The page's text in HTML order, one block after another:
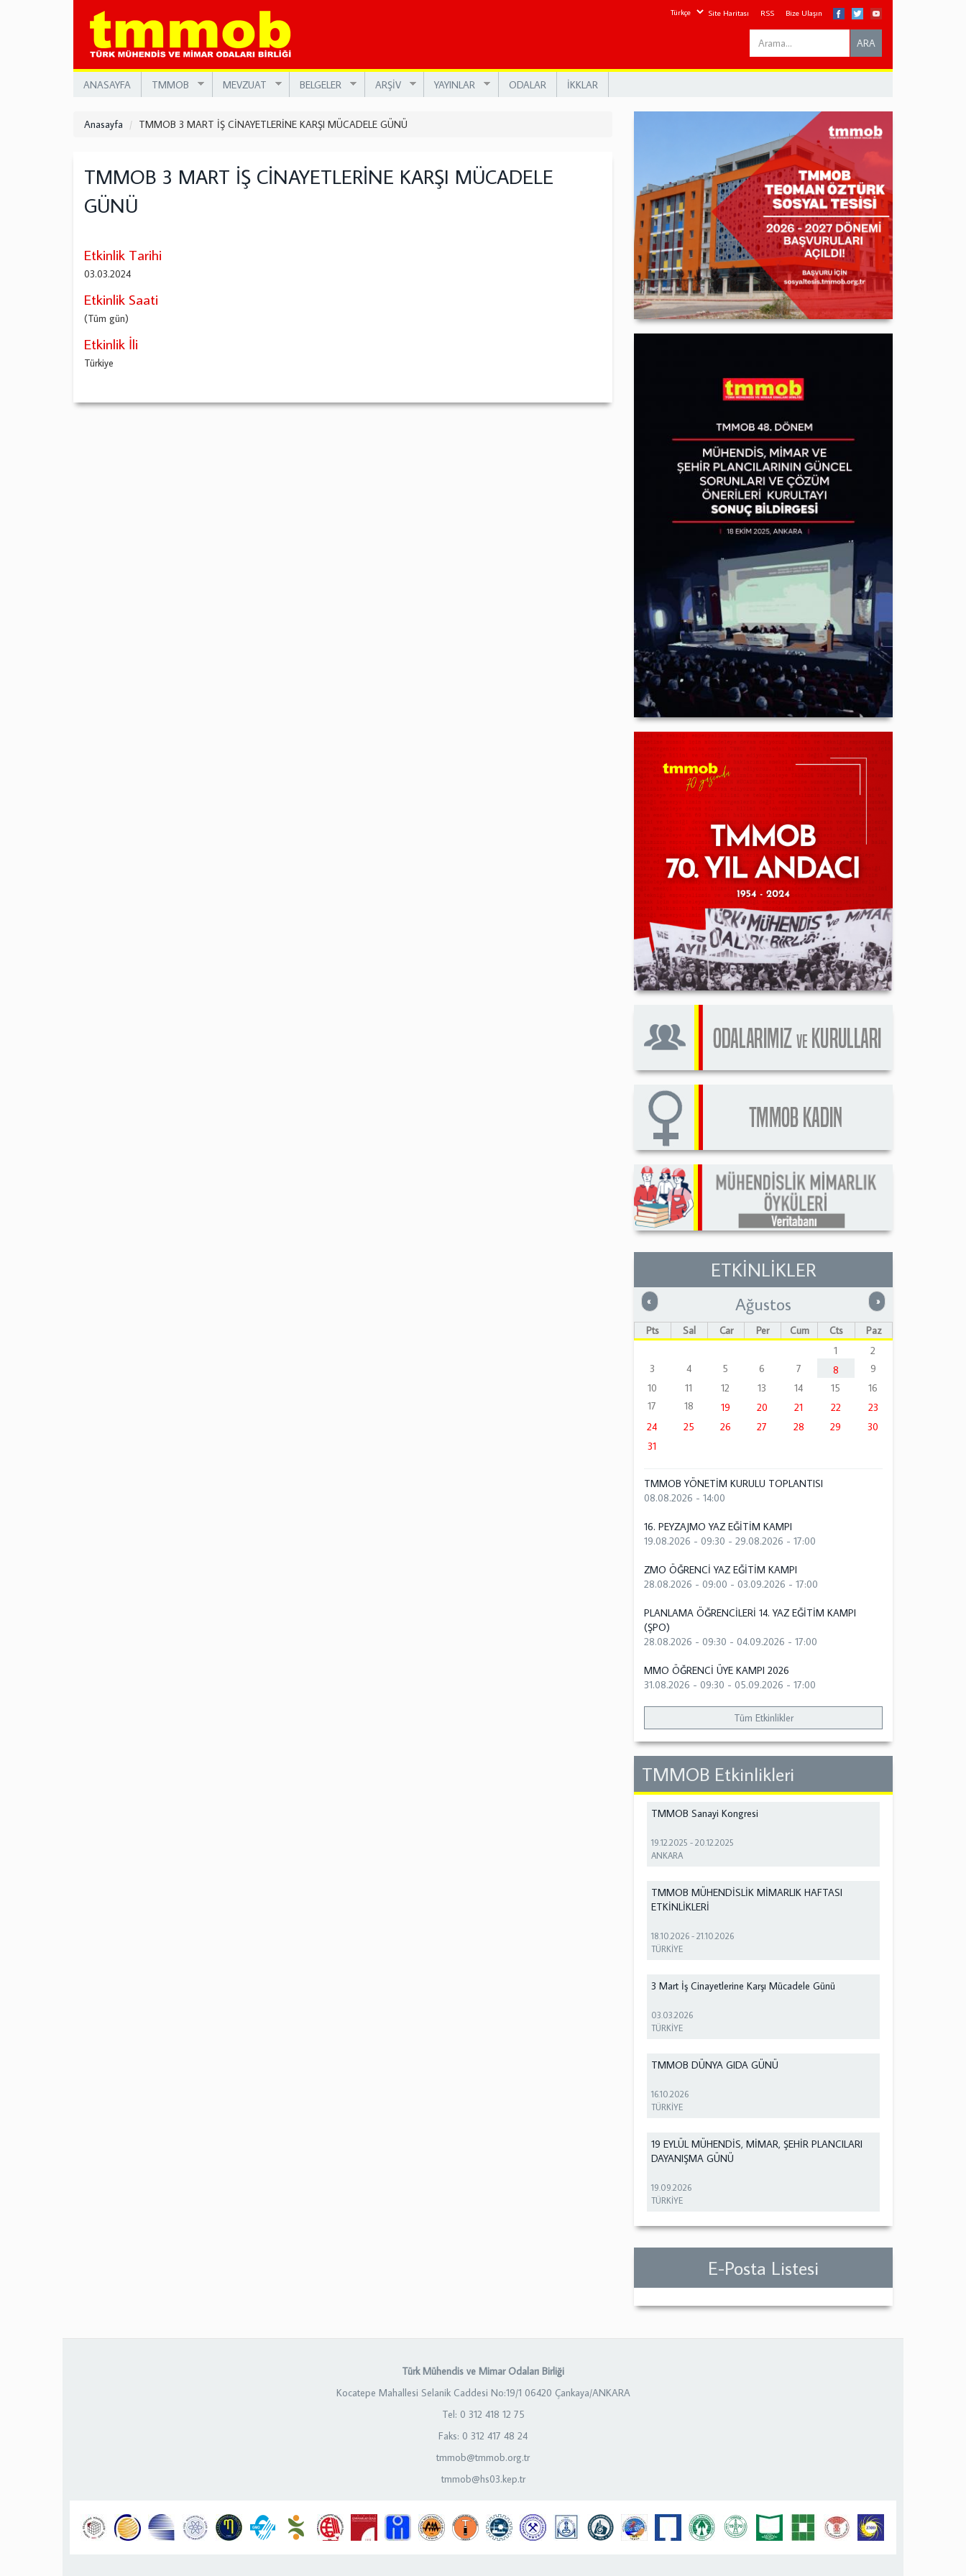
Site Haritası RSS Bize Ulaşın
Search
this
ARA
ANASAYFA TMMOB MEVZUAT BELGELER ARŞİV YAYINLAR ODALAR İKKLAR
Anasayfa TMMOB 3 MART İŞ CİNAYETLERİNE KARŞI MÜCADELE GÜNÜ
TMMOB 3 MART İŞ CİNAYETLERİNE KARŞI MÜCADELE
GÜNÜ
Etkinlik Tarihi
03.03.2024
Etkinlik Saati
(Tüm gün)
Etkinlik İli
Türkiye
ETKİNLİKLER
« Önceki »Sonraki
Ağustos
Pts Sal Çar Per Cum Cts
Paz
1
2
3
4 5 6 7 8
9
10
11 12 13 14 15
16
17
18 19 20 21 22
23
24
25 26 27 28 29
30
31
TMMOB YÖNETİM KURULU TOPLANTISI
08.08.2026 - 14:00
16. PEYZAJMO YAZ EĞİTİM KAMPI
19.08.2026 - 09:30 -29.08.2026 - 17:00
ZMO ÖĞRENCİ YAZ EĞİTİM KAMPI
28.08.2026 - 09:00 -03.09.2026 - 17:00
PLANLAMA ÖĞRENCİLERİ 14. YAZ EĞİTİM KAMPI
(ŞPO)
28.08.2026 - 09:30 -04.09.2026 - 17:00
MMO ÖĞRENCİ ÜYE KAMPI 2026
31.08.2026 - 09:30 -05.09.2026 - 17:00
Tüm Etkinlikler
TMMOB Etkinlikleri
TMMOB Sanayi Kongresi
19.12.2025 -20.12.2025
ANKARA
TMMOB MÜHENDİSLİK MİMARLIK HAFTASI
ETKİNLİKLERİ
18.10.2026 -21.10.2026
TÜRKİYE
3 Mart İş Cinayetlerine Karşı Mücadele Günü
03.03.2026
TÜRKİYE
TMMOB DÜNYA GIDA GÜNÜ
16.10.2026
TÜRKİYE
19 EYLÜL MÜHENDİS, MİMAR, ŞEHİR PLANCILARI
DAYANIŞMA GÜNÜ
19.09.2026
TÜRKİYE
E-Posta Listesi
Türk Mühendis ve Mimar Odaları Birliği
Kocatepe Mahallesi Selanik Caddesi No:19/1 06420 Çankaya/ANKARA
Tel: 0 312 418 12 75
Faks: 0 312 417 48 24
tmmob@tmmob.org.tr
tmmob@hs03.kep.tr